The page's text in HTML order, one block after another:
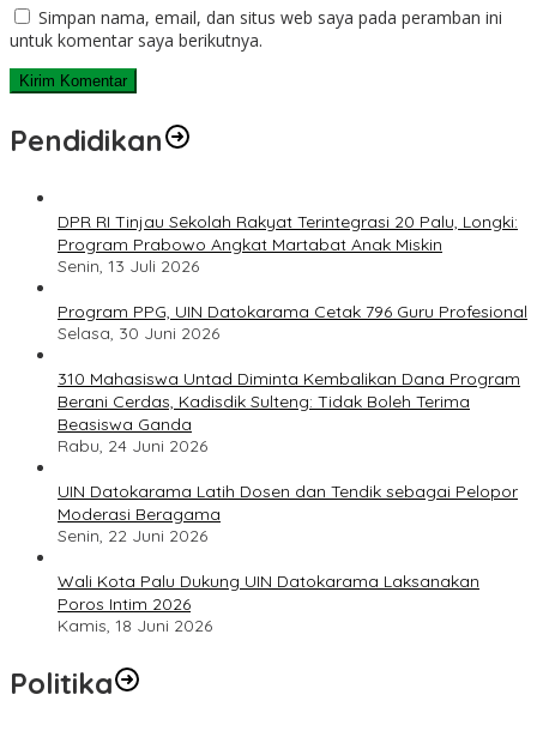
Simpan nama, email, dan situs web saya pada peramban ini
untuk komentar saya berikutnya.
Pendidikan
DPR RI Tinjau Sekolah Rakyat Terintegrasi 20 Palu, Longki:
Program Prabowo Angkat Martabat Anak Miskin
Senin, 13 Juli 2026
Program PPG, UIN Datokarama Cetak 796 Guru Profesional
Selasa, 30 Juni 2026
310 Mahasiswa Untad Diminta Kembalikan Dana Program
Berani Cerdas, Kadisdik Sulteng: Tidak Boleh Terima
Beasiswa Ganda
Rabu, 24 Juni 2026
UIN Datokarama Latih Dosen dan Tendik sebagai Pelopor
Moderasi Beragama
Senin, 22 Juni 2026
Wali Kota Palu Dukung UIN Datokarama Laksanakan
Poros Intim 2026
Kamis, 18 Juni 2026
Politika